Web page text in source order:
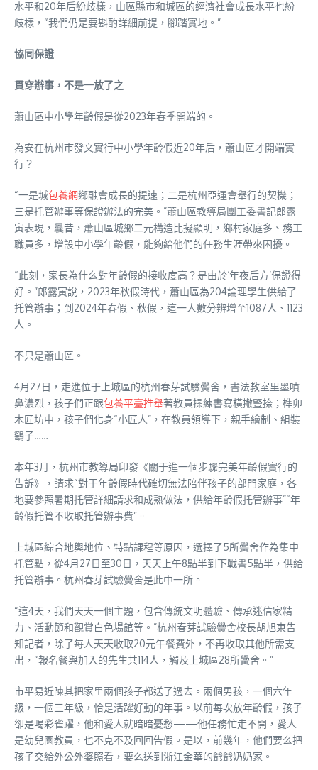
水平和20年后紛歧樣，山區縣市和城區的經濟社會成長水平也紛
歧樣，“我們仍是要斟酌詳細前提，腳踏實地。”
協同保證
貫穿辦事，不是一放了之
蕭山區中小學年齡假是從2023年春季開端的。
為安在杭州市發文實行中小學年齡假近20年后，蕭山區才開端實
行？
“一是城包養網鄉融會成長的提速；二是杭州亞運會舉行的契機；
三是托管辦事等保證辦法的完美。”蕭山區教導局團工委書記郎露
寅表現，曩昔，蕭山區城鄉二元構造比擬顯明，鄉村家庭多、務工
職員多，增設中小學年齡假，能夠給他們的任務生涯帶來困擾。
“此刻，家長為什么對年齡假的接收度高？是由於‘年夜后方’保證得
好。”郎露寅說，2023年秋假時代，蕭山區為204論理學生供給了
托管辦事；到2024年春假、秋假，這一人數分辨增至1087人、1123
人。
不只是蕭山區。
4月27日，走進位于上城區的杭州春芽試驗黌舍，書法教室里墨噴
鼻濃烈，孩子們正跟包養平臺推舉著教員操練書寫橫撇豎捺；榫卯
木匠坊中，孩子們化身“小匠人”，在教員領導下，親手繪制、組裝
鷂子……
本年3月，杭州市教導局印發《關于進一個步驟完美年齡假實行的
告訴》，請求“對于年齡假時代確切無法陪伴孩子的部門家庭，各
地要參照暑期托管詳細請求和成熟做法，供給年齡假托管辦事”“年
齡假托管不收取托管辦事費”。
上城區綜合地輿地位、特點課程等原因，選擇了5所黌舍作為集中
托管點，從4月27日至30日，天天上午8點半到下戰書5點半，供給
托管辦事。杭州春芽試驗黌舍是此中一所。
“這4天，我們天天一個主題，包含傳統文明體驗、傳承迷信家精
力、活動節和觀賞白色場館等。”杭州春芽試驗黌舍校長胡旭東告
知記者，除了每人天天收取20元午餐費外，不再收取其他所需支
出，“報名餐與加入的先生共114人，觸及上城區28所黌舍。”
市平易近陳其把家里兩個孩子都送了過去。兩個男孩，一個六年
級，一個三年級，恰是活躍好動的年事。以前每次放年齡假，孩子
卻是喝彩雀躍，他和愛人就暗暗憂愁——他任務忙走不開，愛人
是幼兒園教員，也不克不及回回告假。是以，前幾年，他們要么把
孩子交給外公外婆照看，要么送到浙江金華的爺爺奶奶家。